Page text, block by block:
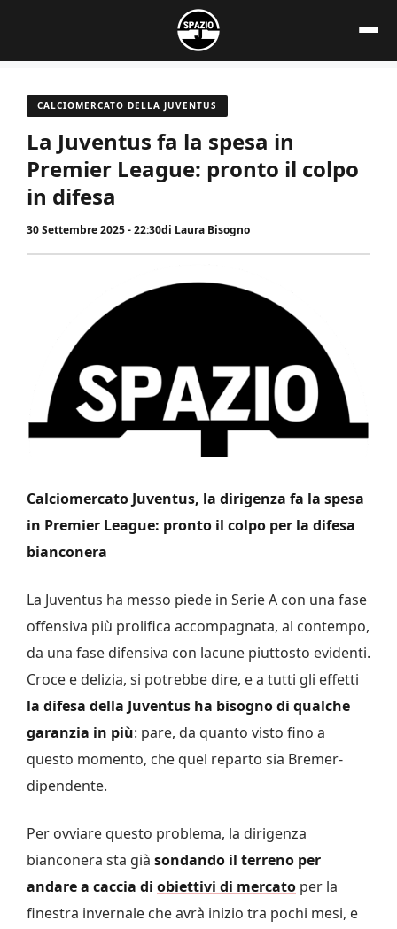
contenuto
CALCIOMERCATO DELLA JUVENTUS
La Juventus fa la spesa in
Premier League: pronto il colpo
in difesa
30 Settembre 2025 - 22:30di Laura Bisogno
Calciomercato Juventus, la dirigenza fa la spesa
in Premier League: pronto il colpo per la difesa
bianconera
La Juventus ha messo piede in Serie A con una fase
offensiva più prolifica accompagnata, al contempo,
da una fase difensiva con lacune piuttosto evidenti.
Croce e delizia, si potrebbe dire, e a tutti gli effetti
la difesa della Juventus ha bisogno di qualche
garanzia in più: pare, da quanto visto fino a
questo momento, che quel reparto sia Bremer-
dipendente.
Per ovviare questo problema, la dirigenza
bianconera sta già sondando il terreno per
andare a caccia di obiettivi di mercato per la
finestra invernale che avrà inizio tra pochi mesi, e